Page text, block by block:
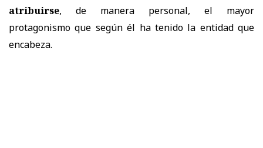
atribuirse, de manera personal, el mayor
protagonismo que según él ha tenido la entidad que
encabeza.